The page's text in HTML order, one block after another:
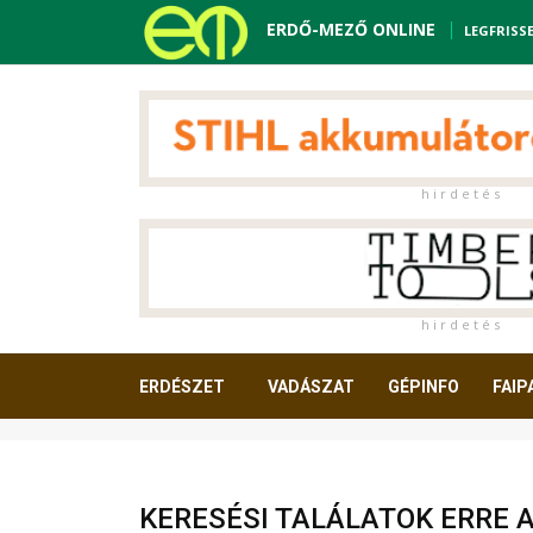
ERDŐ-MEZŐ ONLINE
h i r d e t é s
h i r d e t é s
ERDÉSZET VADÁSZAT GÉPINFO
KERESÉSI TALÁLATOK ERRE